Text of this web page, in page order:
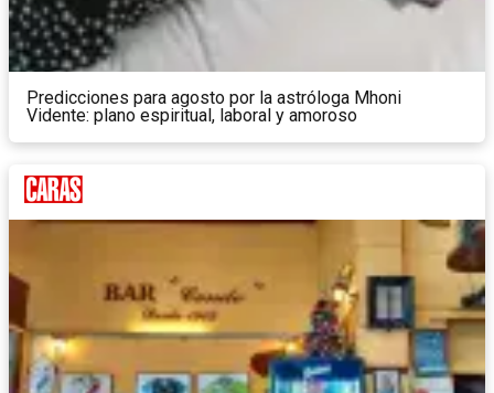
Predicciones para agosto por la astróloga Mhoni
Vidente: plano espiritual, laboral y amoroso